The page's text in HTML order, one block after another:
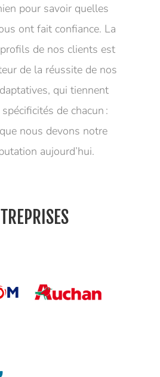
pour savoir quelles
ont fait confiance. La
de nos clients est
de la réussite de nos
qui tiennent
de chacun :
nous devons notre
aujourd’hui.